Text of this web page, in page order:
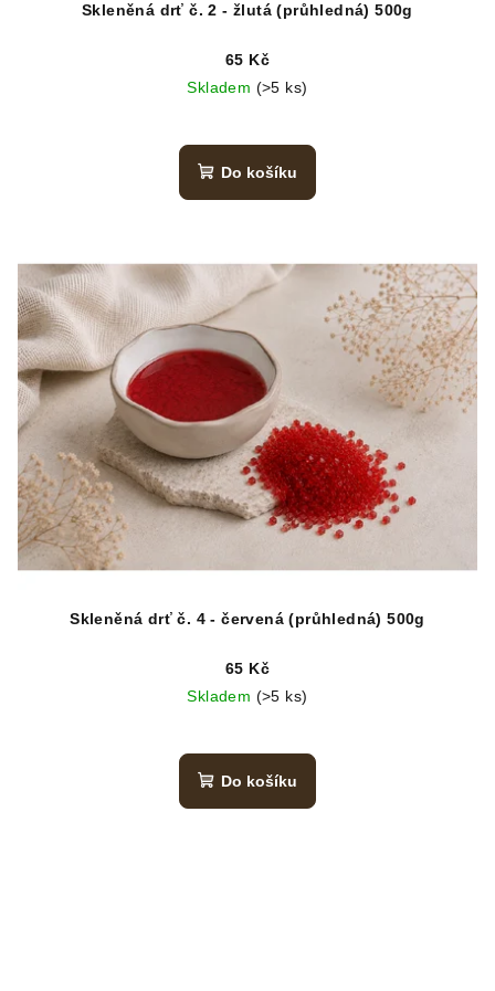
Skleněná drť č. 2 - žlutá (průhledná) 500g
65 Kč
Skladem (>5 ks)
Do košíku
Skleněná drť č. 4 - červená (průhledná) 500g
65 Kč
Skladem (>5 ks)
Do košíku